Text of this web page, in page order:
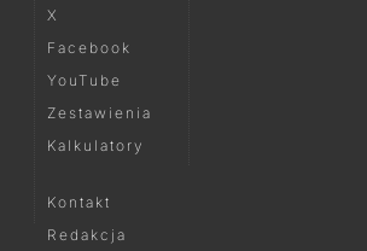
X
Facebook
YouTube
Zestawienia
Kalkulatory
Kontakt
Redakcja